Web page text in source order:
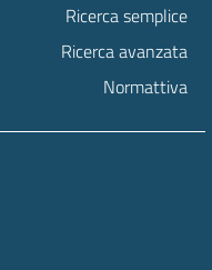
Ricerca semplice
Ricerca avanzata
Normattiva